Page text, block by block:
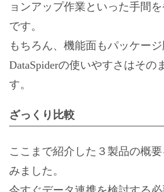
ョンアップ作業といった手間
です。
もちろん、機能面もパッケージ
DataSpiderの使いやすさはその
す。
ざっくり比較
ここまで紹介した３製品の概
みました。